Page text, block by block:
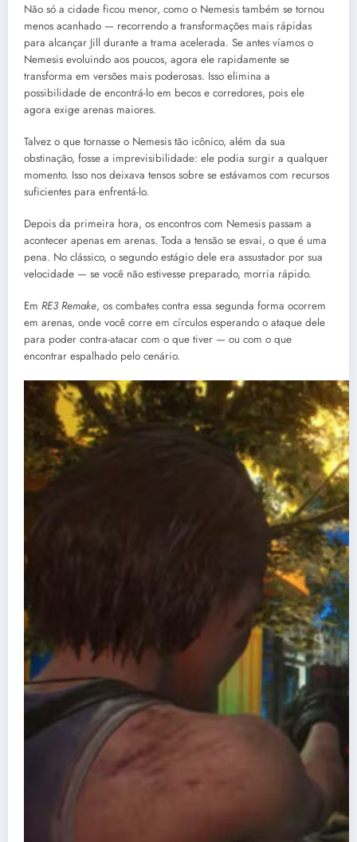
Não só a cidade ficou menor, como o Nemesis também se tornou
menos acanhado — recorrendo a transformações mais rápidas
para alcançar Jill durante a trama acelerada. Se antes víamos o
Nemesis evoluindo aos poucos, agora ele rapidamente se
transforma em versões mais poderosas. Isso elimina a
possibilidade de encontrá-lo em becos e corredores, pois ele
agora exige arenas maiores.
Talvez o que tornasse o Nemesis tão icônico, além da sua
obstinação, fosse a imprevisibilidade: ele podia surgir a qualquer
momento. Isso nos deixava tensos sobre se estávamos com recursos
suficientes para enfrentá-lo.
Depois da primeira hora, os encontros com Nemesis passam a
acontecer apenas em arenas. Toda a tensão se esvai, o que é uma
pena. No clássico, o segundo estágio dele era assustador por sua
velocidade — se você não estivesse preparado, morria rápido.
Em RE3 Remake, os combates contra essa segunda forma ocorrem
em arenas, onde você corre em círculos esperando o ataque dele
para poder contra-atacar com o que tiver — ou com o que
encontrar espalhado pelo cenário.